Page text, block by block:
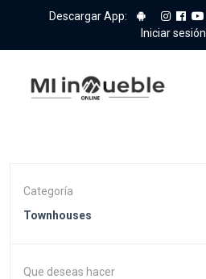
Descargar App:
Iniciar sesión
Categoría
Townhouses
Que deseas hacer